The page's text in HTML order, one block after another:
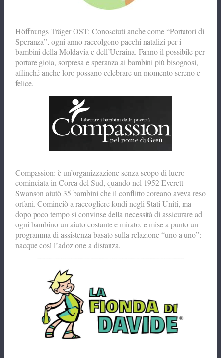
Höffnungs Träger OST: Conosciuti anche come “Portatori di
Speranza”, ogni anno raccolgono pacchi natalizi per i
bambini della Moldavia e dell’Ucraina. Fanno il possibile per
portare gioia, sorpresa e speranza ai bambini più bisognosi,
affinché anche loro possano celebrare un momento sereno e
felice.
Compassion: è un’organizzazione senza scopo di lucro
cominciata in Corea del Sud, quando nel 1952 Everett
Swanson aiutò 35 bambini che il conflitto coreano aveva reso
orfani. Cominciò a raccogliere fondi negli Stati Uniti, ma
dopo poco tempo si convinse della necessità di assicurare ad
ogni bambino un aiuto costante e mirato, e mise a punto un
programma di assistenza basato sulla relazione “uno a uno”:
nacque così l’adozione a distanza.